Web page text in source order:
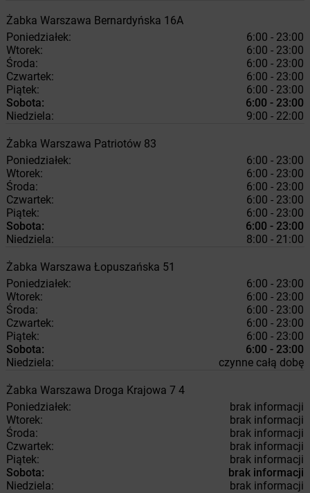
Żabka Warszawa Bernardyńska 16A
Poniedziałek:
6:00 - 23:00
Wtorek:
6:00 - 23:00
Środa:
6:00 - 23:00
Czwartek:
6:00 - 23:00
Piątek:
6:00 - 23:00
Sobota:
6:00 - 23:00
Niedziela:
9:00 - 22:00
Żabka Warszawa Patriotów 83
Poniedziałek:
6:00 - 23:00
Wtorek:
6:00 - 23:00
Środa:
6:00 - 23:00
Czwartek:
6:00 - 23:00
Piątek:
6:00 - 23:00
Sobota:
6:00 - 23:00
Niedziela:
8:00 - 21:00
Żabka Warszawa Łopuszańska 51
Poniedziałek:
6:00 - 23:00
Wtorek:
6:00 - 23:00
Środa:
6:00 - 23:00
Czwartek:
6:00 - 23:00
Piątek:
6:00 - 23:00
Sobota:
6:00 - 23:00
Niedziela:
czynne całą dobę
Żabka Warszawa Droga Krajowa 7 4
Poniedziałek:
brak informacji
Wtorek:
brak informacji
Środa:
brak informacji
Czwartek:
brak informacji
Piątek:
brak informacji
Sobota:
brak informacji
Niedziela:
brak informacji